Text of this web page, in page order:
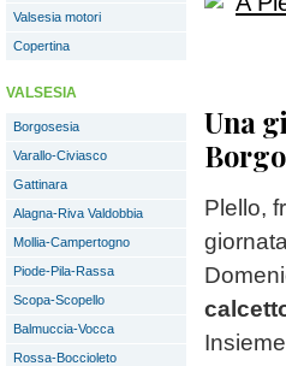
Valsesia motori
Copertina
VALSESIA
Borgosesia
Varallo-Civiasco
Gattinara
Alagna-Riva Valdobbia
Mollia-Campertogno
Piode-Pila-Rassa
Scopa-Scopello
Balmuccia-Vocca
Rossa-Boccioleto
Una
Plello,